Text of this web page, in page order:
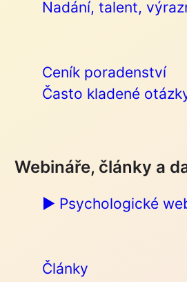
Nadání, talent,
Ceník poradenství
Často kladené
Webináře, články a
▶︎ Psychologické
Články